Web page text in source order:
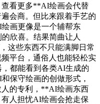
看更多**AI绘画会代替
会商。但比来跟着手艺的
画更像是一个辅帮东
欣喜。结果简曲让人
这些东西不只能满脚日常
平台，通俗人也能轻松实
都能看到各类AI生成的
保守绘画的创做形式，
的专利，**AI绘画东西
人担忧AI绘画会抢走保